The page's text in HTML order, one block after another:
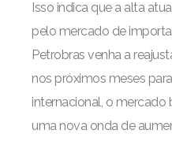
Isso indica que a alta
pelo mercado de
Petrobras venha a
nos próximos meses
internacional, o mercado
uma nova onda de